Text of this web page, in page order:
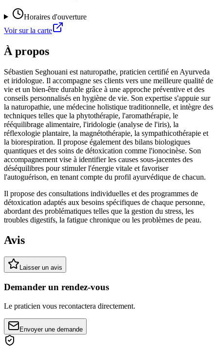
Horaires d'ouverture
Voir sur la carte
À propos
Sébastien Seghouani est naturopathe, praticien certifié en Ayurveda
et iridologue. Il accompagne ses clients vers une meilleure qualité de
vie et un bien-être durable grâce à une approche préventive et des
conseils personnalisés en hygiène de vie. Son expertise s'appuie sur
la naturopathie, une médecine holistique traditionnelle, et intègre des
techniques telles que la phytothérapie, l'aromathérapie, le
rééquilibrage alimentaire, l'iridologie (analyse de l'iris), la
réflexologie plantaire, la magnétothérapie, la sympathicothérapie et
la biorespiration. Il propose également des bilans biologiques
quantiques et des soins de détoxication comme l'ionocinèse. Son
accompagnement vise à identifier les causes sous-jacentes des
déséquilibres pour stimuler l'énergie vitale et favoriser
l'autoguérison, en tenant compte du profil ayurvédique de chacun.
Il propose des consultations individuelles et des programmes de
détoxication adaptés aux besoins spécifiques de chaque personne,
abordant des problématiques telles que la gestion du stress, les
troubles digestifs, la fatigue chronique ou les problèmes de peau.
Avis
Laisser un avis
Demander un rendez-vous
Le praticien vous recontactera directement.
Envoyer une demande